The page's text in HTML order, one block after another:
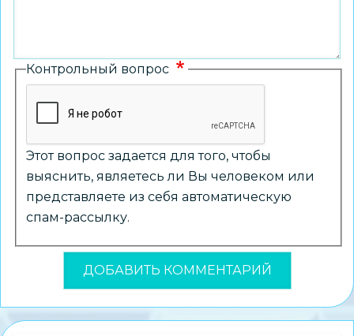
Контрольный вопрос
Этот вопрос задается для того, чтобы
выяснить, являетесь ли Вы человеком или
представляете из себя автоматическую
спам-рассылку.